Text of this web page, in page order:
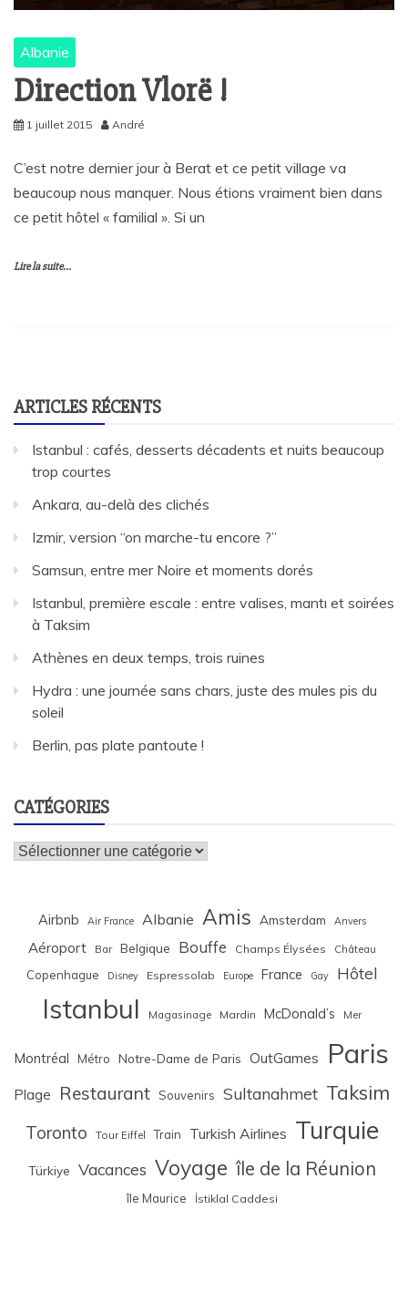
Albanie
Direction Vlorë !
1 juillet 2015 André
C’est notre dernier jour à Berat et ce petit village va
beaucoup nous manquer. Nous étions vraiment bien dans
ce petit hôtel « familial ». Si un
Lire la suite...
ARTICLES RÉCENTS
Istanbul : cafés, desserts décadents et nuits beaucoup
trop courtes
Ankara, au-delà des clichés
Izmir, version “on marche-tu encore ?”
Samsun, entre mer Noire et moments dorés
Istanbul, première escale : entre valises, mantı et soirées
à Taksim
Athènes en deux temps, trois ruines
Hydra : une journée sans chars, juste des mules pis du
soleil
Berlin, pas plate pantoute !
CATÉGORIES
Catégories
Airbnb Air France Albanie Amis Amsterdam Anvers
Aéroport Bar Belgique Bouffe Champs Élysées Château
Copenhague Disney Espressolab Europe France Gay Hôtel
Istanbul Magasinage Mardin McDonald’s Mer
Montréal Métro Notre-Dame de Paris OutGames Paris
Plage Restaurant Souvenirs Sultanahmet Taksim
Toronto Tour Eiffel Train Turkish Airlines Turquie
Türkiye Vacances Voyage île de la Réunion
île Maurice İstiklal Caddesi